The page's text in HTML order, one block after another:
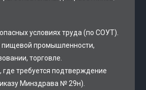
условиях труда (по СОУТ).
пищевой промышленности,
торговле.
где требуется подтверждение
Минздрава № 29н).